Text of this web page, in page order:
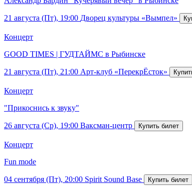
21 августа (Пт), 19:00 Дворец культуры «Вымпел»
Концерт
GOOD TIMES | ГУДТАЙМС в Рыбинске
21 августа (Пт), 21:00 Арт-клуб «ПерекрЁсток»
Концерт
"Прикоснись к звуку"
26 августа (Ср), 19:00 Ваксман-центр
Концерт
Fun mode
04 сентября (Пт), 20:00 Spirit Sound Base